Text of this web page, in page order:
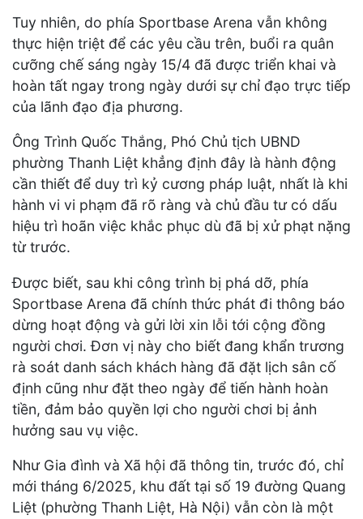
Tuy nhiên, do phía Sportbase Arena vẫn không
thực hiện triệt để các yêu cầu trên, buổi ra quân
cưỡng chế sáng ngày 15/4 đã được triển khai và
hoàn tất ngay trong ngày dưới sự chỉ đạo trực tiếp
của lãnh đạo địa phương.
Ông Trình Quốc Thắng, Phó Chủ tịch UBND
phường Thanh Liệt khẳng định đây là hành động
cần thiết để duy trì kỷ cương pháp luật, nhất là khi
hành vi vi phạm đã rõ ràng và chủ đầu tư có dấu
hiệu trì hoãn việc khắc phục dù đã bị xử phạt nặng
từ trước.
Được biết, sau khi công trình bị phá dỡ, phía
Sportbase Arena đã chính thức phát đi thông báo
dừng hoạt động và gửi lời xin lỗi tới cộng đồng
người chơi. Đơn vị này cho biết đang khẩn trương
rà soát danh sách khách hàng đã đặt lịch sân cố
định cũng như đặt theo ngày để tiến hành hoàn
tiền, đảm bảo quyền lợi cho người chơi bị ảnh
hưởng sau vụ việc.
Như Gia đình và Xã hội đã thông tin, trước đó, chỉ
mới tháng 6/2025, khu đất tại số 19 đường Quang
Liệt (phường Thanh Liệt, Hà Nội) vẫn còn là một